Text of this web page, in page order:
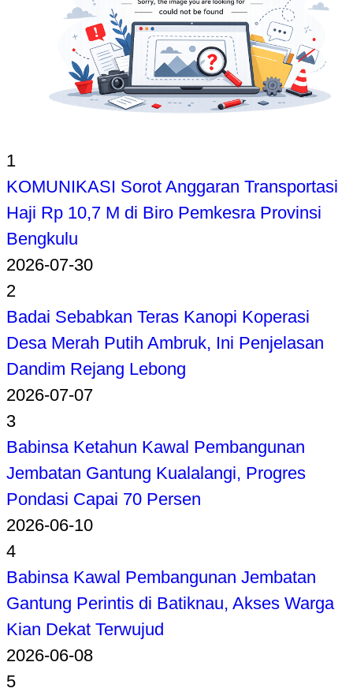
1
KOMUNIKASI Sorot Anggaran Transportasi
Haji Rp 10,7 M di Biro Pemkesra Provinsi
Bengkulu
2026-07-30
2
Badai Sebabkan Teras Kanopi Koperasi
Desa Merah Putih Ambruk, Ini Penjelasan
Dandim Rejang Lebong
2026-07-07
3
Babinsa Ketahun Kawal Pembangunan
Jembatan Gantung Kualalangi, Progres
Pondasi Capai 70 Persen
2026-06-10
4
Babinsa Kawal Pembangunan Jembatan
Gantung Perintis di Batiknau, Akses Warga
Kian Dekat Terwujud
2026-06-08
5